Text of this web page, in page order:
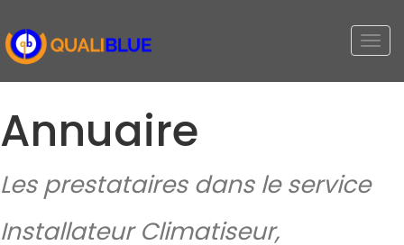
Annuaire
Les prestataires dans le service
Installateur Climatiseur,